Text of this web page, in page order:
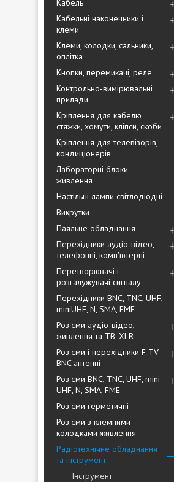
Кабель
Кабельні наконечники і
клеми
Клеми, колодки, сальники,
оплітка
Кнопки, перемикачі, реле
Контрольно-вимірювальні
прилади
Кріплення для кабелю
стяжки, хомути, кліпси, скоби
Кріплення для телевізорів,
кондиціонерів
Лабораторні блоки
живлення
Настільні лампи світлодіодні
Викрутки
Паяльне обладнання
Перехідники аудіо-відео,
телефонні, комп'ютерні
Перетворювачі і
розгалужувачі сигналу
Перехідники BNC, TNC, UHF,
miniUHF, N, SMA, FME
Роз'єми аудіо-відео,
живлення та ТВ, XLR
Роз'єми і перехідники F TV
BNC антенні
Роз'єми BNC, TNC, UHF, mini
UHF, N, SMA, FME
Роз'єми герметичні
Роз'єми з клемними
колодками живлення
Радіотехнічне обладнання
та інструмент
Інструмент